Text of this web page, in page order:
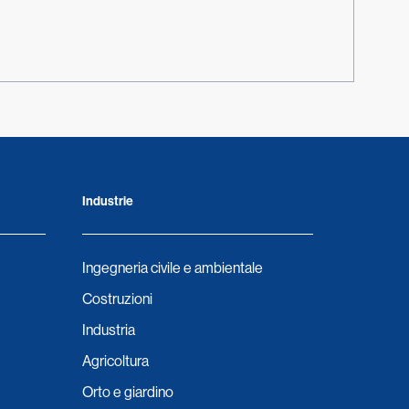
Industrie
Ingegneria civile e ambientale
Costruzioni
Industria
Agricoltura
Orto e giardino